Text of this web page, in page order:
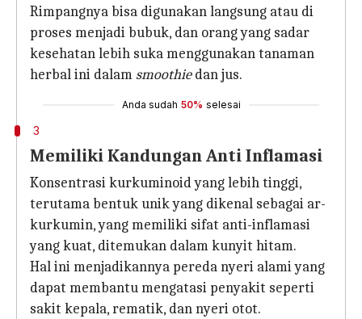
Rimpangnya bisa digunakan langsung atau di
proses menjadi bubuk, dan orang yang sadar
kesehatan lebih suka menggunakan tanaman
herbal ini dalam smoothiedan jus.
Anda sudah 50% selesai
3
Memiliki Kandungan Anti Inflamasi
Konsentrasi kurkuminoid yang lebih tinggi,
terutama bentuk unik yang dikenal sebagai ar-
kurkumin, yang memiliki sifat anti-inflamasi
yang kuat, ditemukan dalam kunyit hitam.
Hal ini menjadikannya pereda nyeri alami yang
dapat membantu mengatasi penyakit seperti
sakit kepala, rematik, dan nyeri otot.